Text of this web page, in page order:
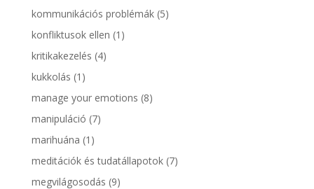
kommunikációs problémák(5)
konfliktusok ellen (1)
kritikakezelés (4)
kukkolás (1)
manage your emotions (8)
manipuláció (7)
marihuána (1)
meditációk és tudatállapotok(7)
megvilágosodás (9)